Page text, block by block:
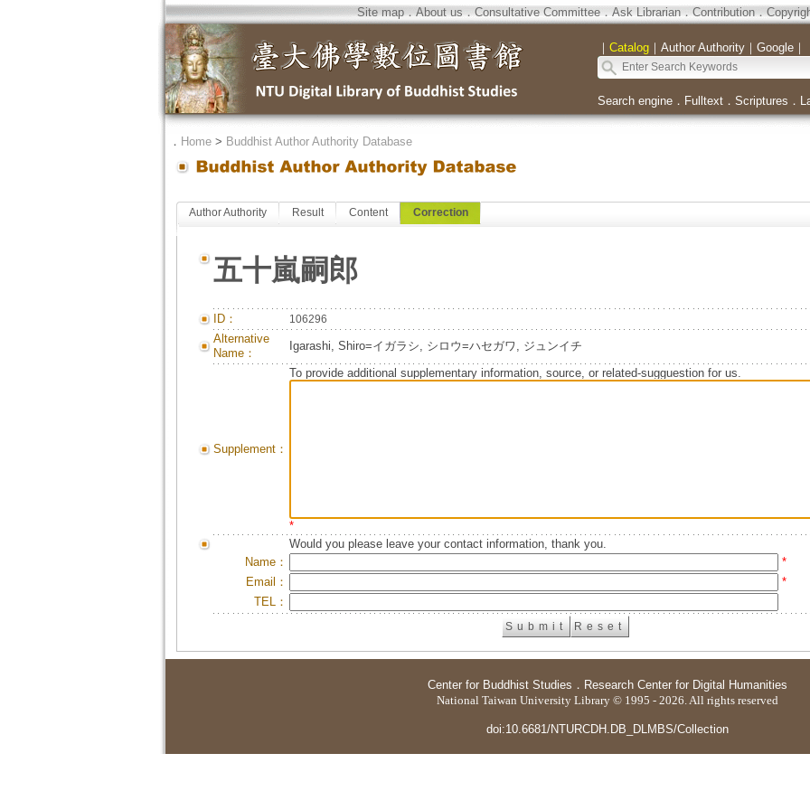
Site map．About us．Consultative Committee．Ask Librarian．Contribution．
｜ Catalog｜ Author Authority｜ Google｜
Search engine． Fulltext． Scriptures ．
． Home> Buddhist Author Authority Database
Author Authority Result Content Correction
五十嵐嗣郎
ID： 106296
Alternative
Name：
Igarashi, Shiro=イガラシ, シロウ=ハセガワ, ジュンイチ
Supplement：
To provide additional supplementary information, source, or related-sugguestion for us.
*
Would you please leave your contact information, thank you.
Name：
*
Email：
*
TEL：
Center for Buddhist Studies ． Research Center for Digital Humanities
National Taiwan University Library © 1995 - 2026. All rights reserved
doi:10.6681/NTURCDH.DB_DLMBS/Collection